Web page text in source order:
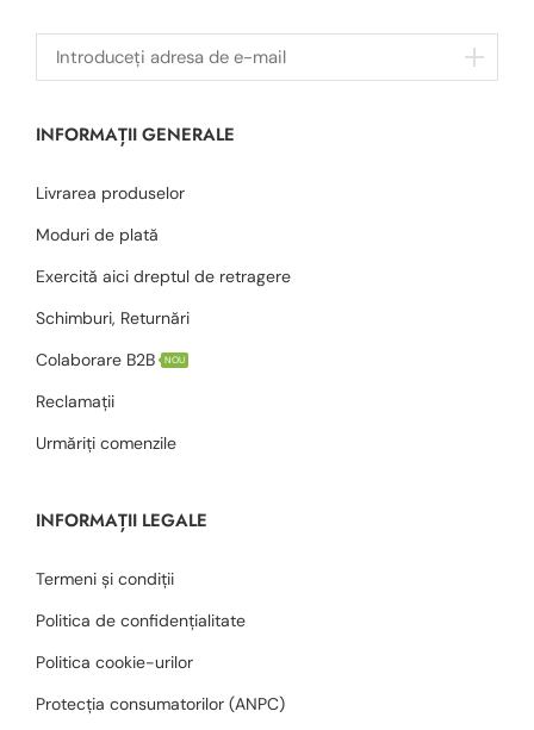
INFORMAȚII GENERALE
Livrarea produselor
Moduri de plată
Exercită aici dreptul de retragere
Schimburi, Returnări
Colaborare B2B
NOU
Reclamații
Urmăriți comenzile
INFORMAȚII LEGALE
Termeni și condiții
Politica de confidențialitate
Politica cookie-urilor
Protecția consumatorilor (ANPC)